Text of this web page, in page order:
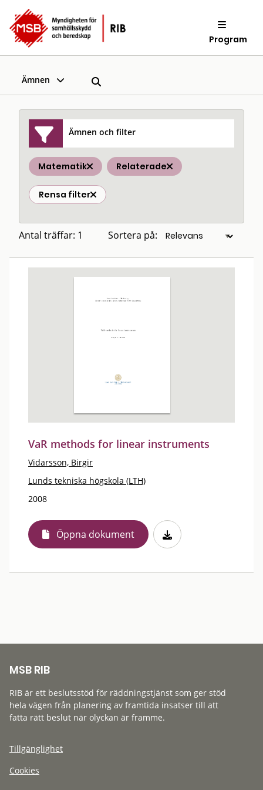
Program
Ämnen
Ämnen och filter
Matematik Relaterade
Rensa filter
Antal träffar: 1 Sortera på:
VaR methods for linear instruments
Vidarsson, Birgir
Lunds tekniska högskola (LTH)
2008
Öppna dokument
MSB RIB
RIB är ett beslutsstöd för räddningstjänst som ger stöd
hela vägen från planering av framtida insatser till att
fatta rätt beslut när olyckan är framme.
Tillgänglighet
Cookies